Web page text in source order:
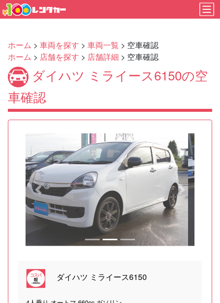
ホーム > 車両を探す > 車両一覧 > 空車確認
ホーム > 店舗を探す > 店舗詳細 > 空車確認
ダイハツ ミライース6150の空
車確認
Previous Next
ダイハツ ミライース6150